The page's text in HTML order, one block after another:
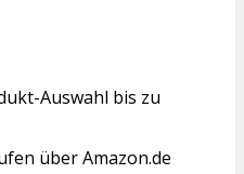
Auswahl bis zu
über Amazon.de